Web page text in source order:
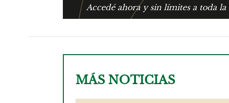
Accedé ahora y sin límites a toda
MÁS NOTICIAS